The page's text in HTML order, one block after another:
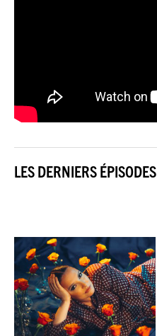
LES DERNIERS ÉPISODES